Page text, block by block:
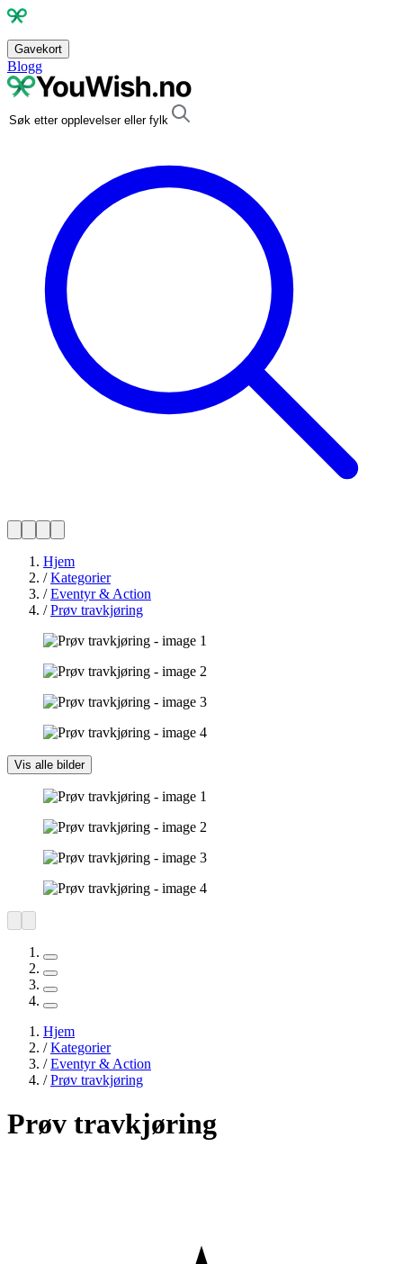
Gavekort
Blogg
Hjem
/Kategorier
/Eventyr & Action
/Prøv travkjøring
Vis alle bilder
Hjem
/Kategorier
/Eventyr & Action
/Prøv travkjøring
Prøv travkjøring